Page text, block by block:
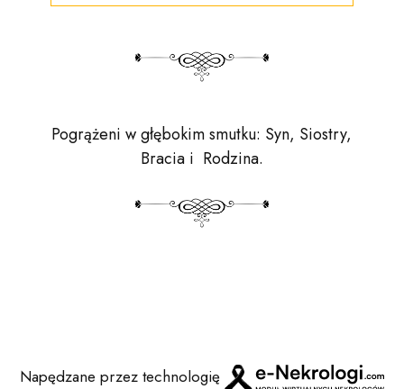
Pogrążeni w głębokim smutku: Syn, Siostry,
Bracia i Rodzina.
Napędzane przez technologię